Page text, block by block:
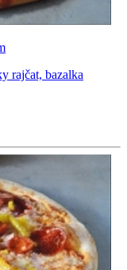
rajčat, bazalka